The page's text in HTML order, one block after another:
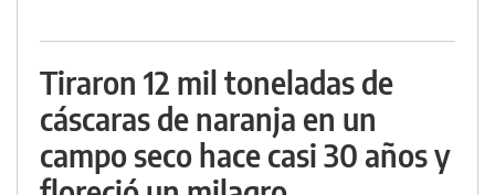
Tiraron 12 mil toneladas de
cáscaras de naranja en un
campo seco hace casi 30 años y